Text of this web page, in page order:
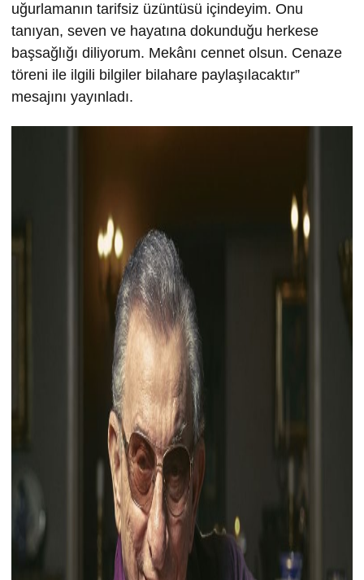
uğurlamanın tarifsiz üzüntüsü içindeyim. Onu
tanıyan, seven ve hayatına dokunduğu herkese
başsağlığı diliyorum. Mekânı cennet olsun. Cenaze
töreni ile ilgili bilgiler bilahare paylaşılacaktır”
mesajını yayınladı.